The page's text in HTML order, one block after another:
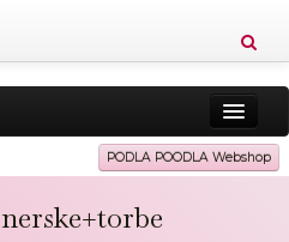
Zdravlje Vitkost
Putovanja
PODLA POODLA Webshop